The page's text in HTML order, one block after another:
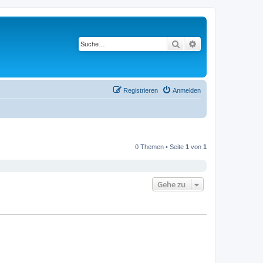
Suche
Anmelden
Registrieren
0 Themen • Seite 1 von 1
Gehe zu